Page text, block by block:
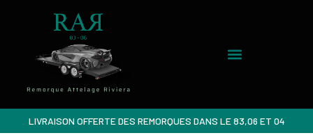
LIVRAISON OFFERTE DES REMORQUES DANS LE 83,06 ET 04